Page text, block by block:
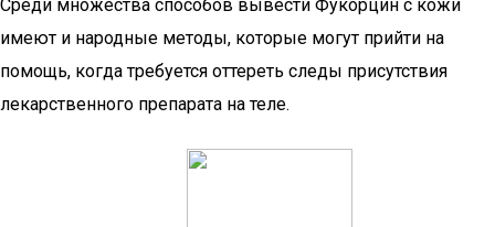
Среди множества способов вывести Фукорцин с кожи
имеют и народные методы, которые могут прийти на
помощь, когда требуется оттереть следы присутствия
лекарственного препарата на теле.